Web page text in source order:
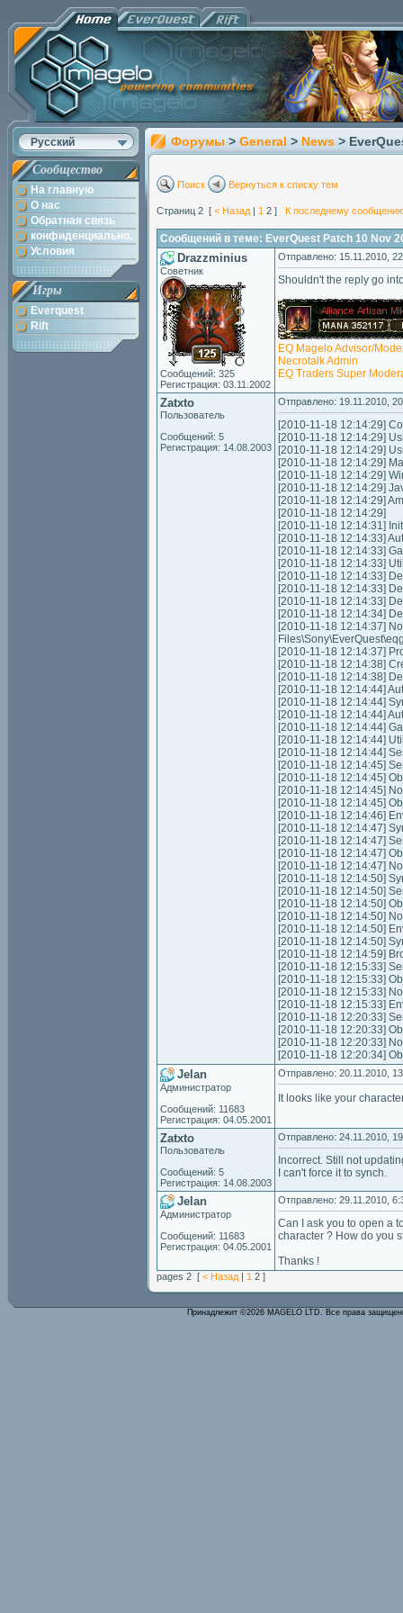
Русский
Сообщество
На главную
О нас
Обратная связь
конфиденциально.
Условия
Игры
Everquest
Rift
Форумы > General > News >
Поиск Вернуться к списку тем
Страниц 2 [ < Назад | 1 2 ] К последнему
Сообщений в теме: EverQuest Patch 10 Nov
Drazzminius
Советник
Сообщений: 325
Регистрация: 03.11.2002
Отправлено: 15.11.2010,
Shouldn't the reply go
EQ Magelo Advisor/
Necrotalk Admin
EQ Traders Super
Zatxto
Пользователь
Сообщений: 5
Регистрация: 14.08.2003
Отправлено: 19.11.2010,
[2010-11-18 12:14:29]
[2010-11-18 12:14:29]
[2010-11-18 12:14:29]
[2010-11-18 12:14:29]
[2010-11-18 12:14:29]
[2010-11-18 12:14:29]
[2010-11-18 12:14:29]
[2010-11-18 12:14:29]
[2010-11-18 12:14:31]
[2010-11-18 12:14:33]
[2010-11-18 12:14:33]
[2010-11-18 12:14:33]
[2010-11-18 12:14:33]
[2010-11-18 12:14:33]
[2010-11-18 12:14:33]
[2010-11-18 12:14:34]
[2010-11-18 12:14:37]
[2010-11-18 12:14:37]
[2010-11-18 12:14:38]
[2010-11-18 12:14:38]
[2010-11-18 12:14:44]
[2010-11-18 12:14:44]
[2010-11-18 12:14:44]
[2010-11-18 12:14:44]
[2010-11-18 12:14:44]
[2010-11-18 12:14:44]
[2010-11-18 12:14:45]
[2010-11-18 12:14:45]
[2010-11-18 12:14:45]
[2010-11-18 12:14:45]
[2010-11-18 12:14:46]
[2010-11-18 12:14:47]
[2010-11-18 12:14:47]
[2010-11-18 12:14:47]
[2010-11-18 12:14:47]
[2010-11-18 12:14:50]
[2010-11-18 12:14:50]
[2010-11-18 12:14:50]
[2010-11-18 12:14:50]
[2010-11-18 12:14:50]
[2010-11-18 12:14:50]
[2010-11-18 12:14:59]
[2010-11-18 12:15:33]
[2010-11-18 12:15:33]
[2010-11-18 12:15:33]
[2010-11-18 12:15:33]
[2010-11-18 12:20:33]
[2010-11-18 12:20:33]
[2010-11-18 12:20:33]
[2010-11-18 12:20:34]
Jelan
Администратор
Сообщений: 11683
Регистрация: 04.05.2001
Отправлено: 20.11.2010,
It looks like your
Zatxto
Пользователь
Сообщений: 5
Регистрация: 14.08.2003
Отправлено: 24.11.2010,
Incorrect. Still not
I can't force it to synch.
Jelan
Администратор
Сообщений: 11683
Регистрация: 04.05.2001
Отправлено: 29.11.2010,
Can I ask you to open a
character ? How do you
Thanks !
pages 2 [ < Назад | 1 2 ]
Принадлежит ©2026 MAGELO LTD. Все права